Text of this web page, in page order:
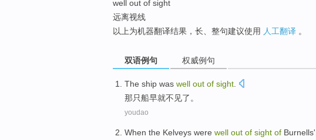
well out of sight
远离视线
以上为机器翻译结果，长、整句建议使用 人工翻译 。
双语例句 权威例句
The ship was well out of sight
那只船早就不见了 。
youdao
When the Kelveys were well out of sight of Burnells',